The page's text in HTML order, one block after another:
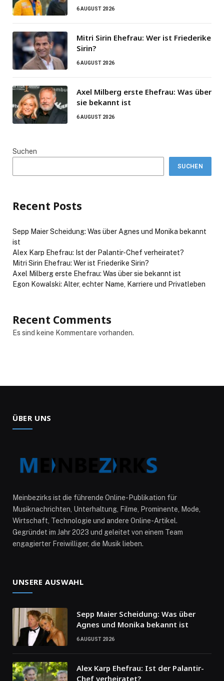
6 AUGUST 2026
Mitri Sirin Ehefrau: Wer ist Friederike
Sirin?
6 AUGUST 2026
Axel Milberg erste Ehefrau: Was über
sie bekannt ist
6 AUGUST 2026
Suchen
SUCHEN
Recent Posts
Sepp Maier Scheidung: Was über Agnes und Monika bekannt
ist
Alex Karp Ehefrau: Ist der Palantir-Chef verheiratet?
Mitri Sirin Ehefrau: Wer ist Friederike Sirin?
Axel Milberg erste Ehefrau: Was über sie bekannt ist
Egon Kowalski: Alter, echter Name, Karriere und Privatleben
Recent Comments
Es sind keine Kommentare vorhanden.
ÜBER UNS
Meinbezirks ist die führende Online-Publikation für
Musiknachrichten, Unterhaltung, Filme, Prominente, Mode,
Wirtschaft, Technologie und andere Online-Artikel.
Gegründet im Jahr 2023 und geleitet von einem Team
engagierter Freiwilliger, die Musik lieben.
UNSERE AUSWAHL
Sepp Maier Scheidung: Was über
Agnes und Monika bekannt ist
6 AUGUST 2026
Alex Karp Ehefrau: Ist der Palantir-
Chef verheiratet?